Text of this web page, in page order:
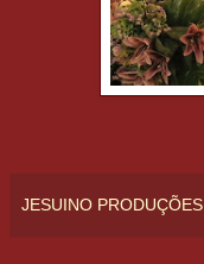
JESUINO PRODUÇÕES